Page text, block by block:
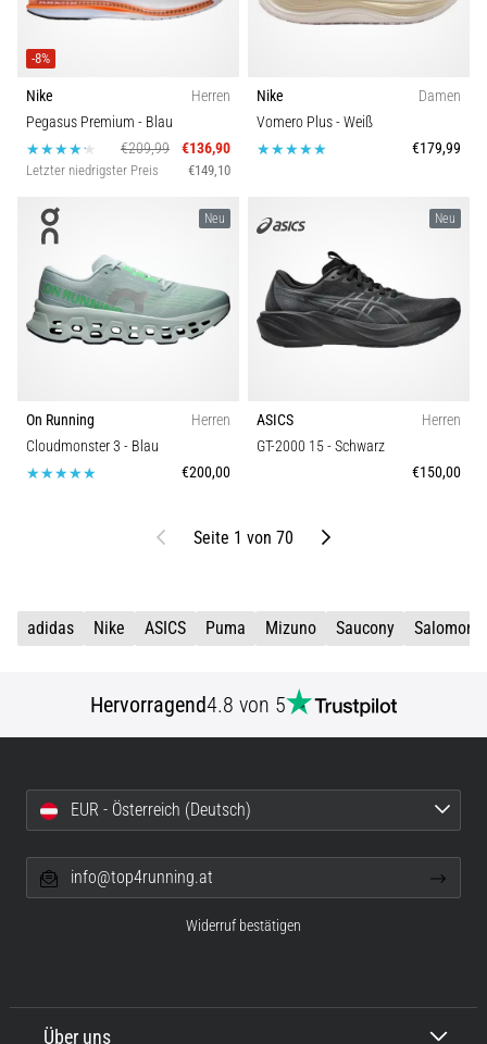
-8%
Nike
Herren
Pegasus Premium - Blau
€209,99
€136,90
Letzter niedrigster Preis €149,10
Nike
Damen
Vomero Plus- Weiß
€179,99
Neu
On Running
Herren
Cloudmonster 3 - Blau
€200,00
Neu
ASICS
Herren
GT-2000 15- Schwarz
€150,00
BisherigeSeite 1 von 70 Weiter
adidas Nike ASICS Puma Mizuno Saucony Salomon
Hervorragend4.8 von 5
Über uns
EUR - Österreich (Deutsch)
info@top4running.at
Widerruf bestätigen